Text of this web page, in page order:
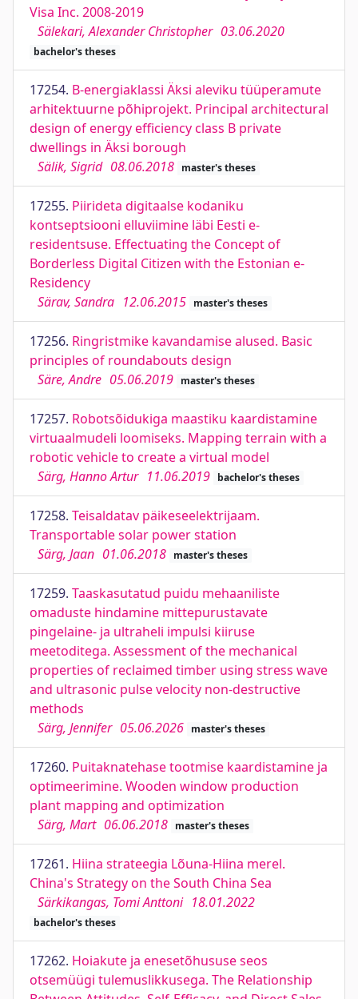
Visa Inc. 2008-2019
Sälekari, Alexander Christopher 03.06.2020
bachelor's theses
17254. B-energiaklassi Äksi aleviku tüüperamute
arhitektuurne põhiprojekt. Principal architectural
design of energy efficiency class B private
dwellings in Äksi borough
Sälik, Sigrid 08.06.2018 master's theses
17255. Piirideta digitaalse kodaniku
kontseptsiooni elluviimine läbi Eesti e-
residentsuse. Effectuating the Concept of
Borderless Digital Citizen with the Estonian e-
Residency
Särav, Sandra 12.06.2015 master's theses
17256. Ringristmike kavandamise alused. Basic
principles of roundabouts design
Säre, Andre 05.06.2019 master's theses
17257. Robotsõidukiga maastiku kaardistamine
virtuaalmudeli loomiseks. Mapping terrain with a
robotic vehicle to create a virtual model
Särg, Hanno Artur 11.06.2019 bachelor's theses
17258. Teisaldatav päikeseelektrijaam.
Transportable solar power station
Särg, Jaan 01.06.2018 master's theses
17259. Taaskasutatud puidu mehaaniliste
omaduste hindamine mittepurustavate
pingelaine- ja ultraheli impulsi kiiruse
meetoditega. Assessment of the mechanical
properties of reclaimed timber using stress wave
and ultrasonic pulse velocity non-destructive
methods
Särg, Jennifer 05.06.2026 master's theses
17260. Puitaknatehase tootmise kaardistamine ja
optimeerimine. Wooden window production
plant mapping and optimization
Särg, Mart 06.06.2018 master's theses
17261. Hiina strateegia Lõuna-Hiina merel.
China's Strategy on the South China Sea
Särkikangas, Tomi Anttoni 18.01.2022
bachelor's theses
17262. Hoiakute ja enesetõhususe seos
otsemüügi tulemuslikkusega. The Relationship